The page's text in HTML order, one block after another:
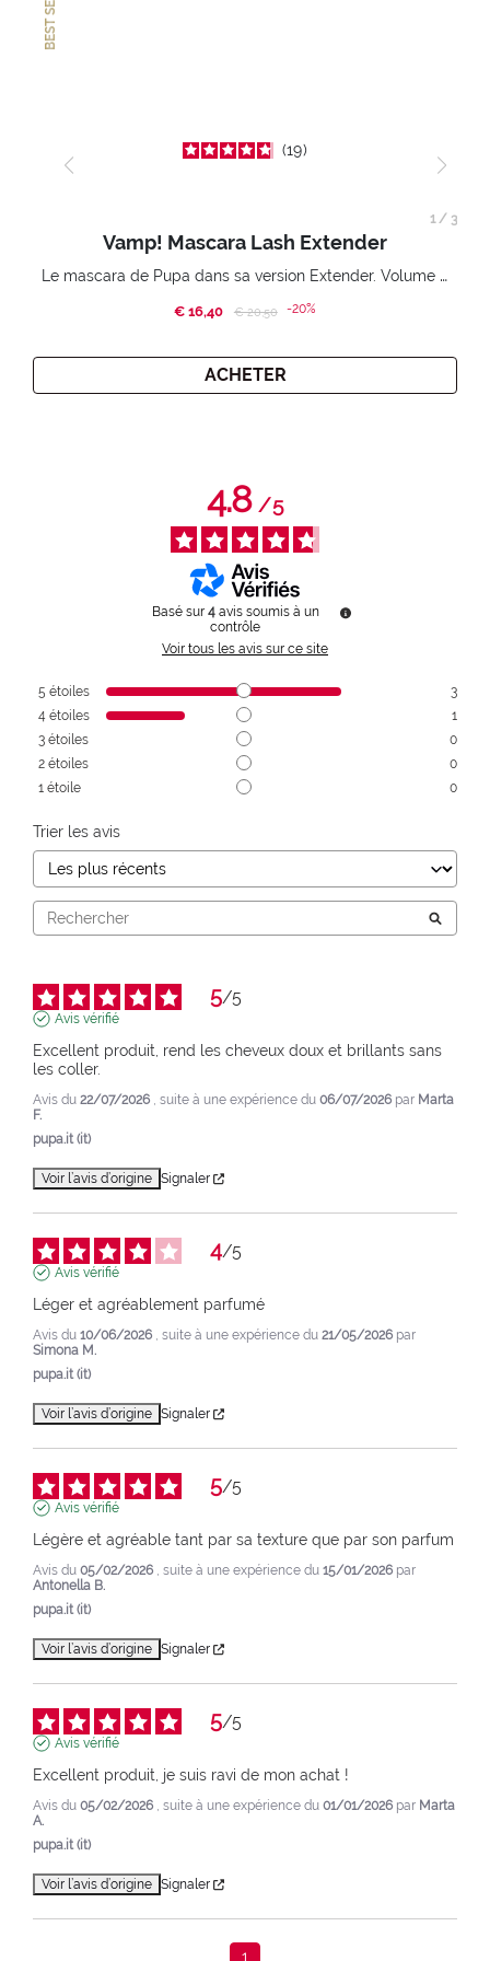
19
Vamp! Mascara Lash Extender
Le mascara de Pupa dans sa version Extender. Volume extension 3D. Des cils amplifiés et liftés à l’infini.
€ 16,40 Price reduced from
€ 20,50to-20%
ACHETER
1/ 3
4.8/5
Basé sur 4 avis soumis à un
contrôle
Voir tous les avis sur ce site
5 étoiles
3
4 étoiles
1
3 étoiles
0
2 étoiles
0
1 étoile 0
Trier les avis
5/5
Avis vérifié
Excellent produit, rend les cheveux doux et brillants sans
les coller.
Avis du 22/07/2026 , suite à une expérience du 06/07/2026 par Marta
F.
pupa.it (it)
Voir l’avis d’origine Signaler
4/5
Avis vérifié
Léger et agréablement parfumé
Avis du 10/06/2026 , suite à une expérience du 21/05/2026 par
Simona M.
pupa.it (it)
Voir l’avis d’origine Signaler
5/5
Avis vérifié
Légère et agréable tant par sa texture que par son parfum
Avis du 05/02/2026 , suite à une expérience du 15/01/2026 par
Antonella B.
pupa.it (it)
Voir l’avis d’origine Signaler
5/5
Avis vérifié
Excellent produit, je suis ravi de mon achat !
Avis du 05/02/2026 , suite à une expérience du 01/01/2026 par Marta
A.
pupa.it (it)
Voir l’avis d’origine Signaler
1